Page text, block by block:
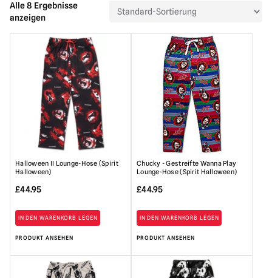
Alle 8 Ergebnisse
anzeigen
Halloween II Lounge-Hose (Spirit
Halloween)
£44.95
IN DEN WARENKORB LEGEN
PRODUKT ANSEHEN
Chucky - Gestreifte Wanna Play
Lounge-Hose (Spirit Halloween)
£44.95
IN DEN WARENKORB LEGEN
PRODUKT ANSEHEN